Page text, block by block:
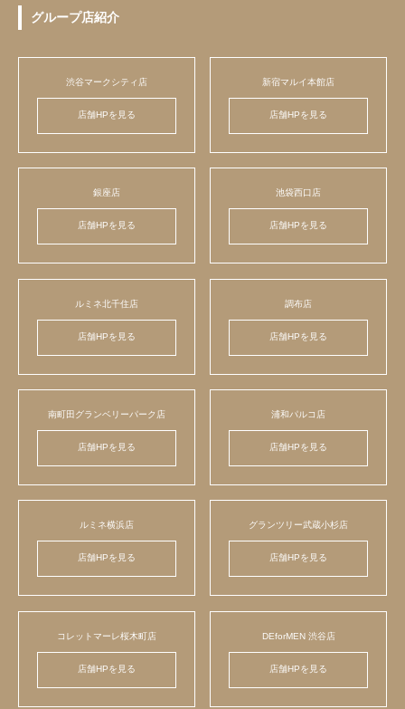
グループ店紹介
渋谷マークシティ店
店舗HPを見る
新宿マルイ本館店
店舗HPを見る
銀座店
店舗HPを見る
池袋西口店
店舗HPを見る
ルミネ北千住店
店舗HPを見る
調布店
店舗HPを見る
南町田グランベリーパーク店
店舗HPを見る
浦和パルコ店
店舗HPを見る
ルミネ横浜店
店舗HPを見る
グランツリー武蔵小杉店
店舗HPを見る
コレットマーレ桜木町店
店舗HPを見る
DEforMEN 渋谷店
店舗HPを見る